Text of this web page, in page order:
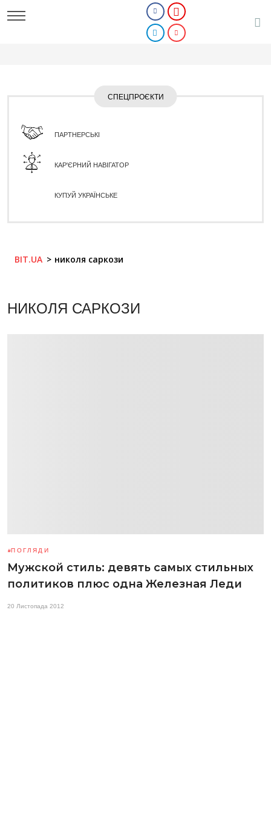
СПЕЦПРОЄКТИ
ПАРТНЕРСЬКІ
КАР'ЄРНИЙ НАВІГАТОР
КУПУЙ УКРАЇНСЬКЕ
BIT.UA николя саркози
НИКОЛЯ САРКОЗИ
ПОГЛЯДИ
Мужской стиль: девять самых стильных
политиков плюс одна Железная Леди
20 Листопада 2012